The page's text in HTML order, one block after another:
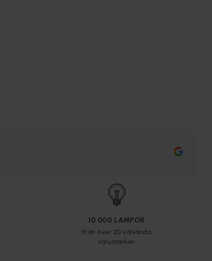
10 000 LAMPOR
Från över 20 välkända
varumärken